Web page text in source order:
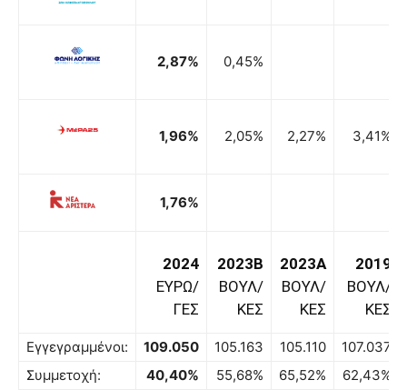
2,87% 0,45%
1,96% 2,05% 2,27% 3,41%
1,76%
2024
ΕΥΡΩ/
ΓΕΣ
2023B
ΒΟΥΛ/
ΚΕΣ
2023A
ΒΟΥΛ/
ΚΕΣ
2019
ΒΟΥΛ/
ΚΕΣ
Εγγεγραμμένοι: 109.050 105.163 105.110
107.037
Συμμετοχή:
40,40% 55,68% 65,52% 62,43%